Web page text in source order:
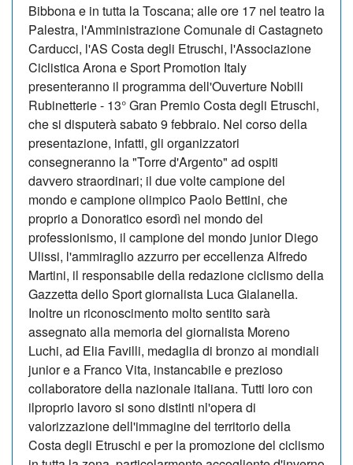
Bibbona e in tutta la Toscana; alle ore 17 nel teatro la
Palestra, l'Amministrazione Comunale di Castagneto
Carducci, l'AS Costa degli Etruschi, l'Associazione
Ciclistica Arona e Sport Promotion Italy
presenteranno il programma dell'Ouverture Nobili
Rubinetterie - 13° Gran Premio Costa degli Etruschi,
che si disputerà sabato 9 febbraio. Nel corso della
presentazione, infatti, gli organizzatori
consegneranno la "Torre d'Argento" ad ospiti
davvero straordinari; il due volte campione del
mondo e campione olimpico Paolo Bettini, che
proprio a Donoratico esordì nel mondo del
professionismo, il campione del mondo junior Diego
Ulissi, l'ammiraglio azzurro per eccellenza Alfredo
Martini, il responsabile della redazione ciclismo della
Gazzetta dello Sport giornalista Luca Gialanella.
Inoltre un riconoscimento molto sentito sarà
assegnato alla memoria del giornalista Moreno
Luchi, ad Elia Favilli, medaglia di bronzo ai mondiali
junior e a Franco Vita, instancabile e prezioso
collaboratore della nazionale italiana. Tutti loro con
ilproprio lavoro si sono distinti nl'opera di
valorizzazione dell'immagine del territorio della
Costa degli Etruschi e per la promozione del ciclismo